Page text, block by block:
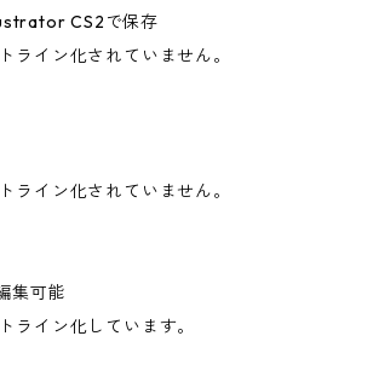
CS2で保存
ライン化されていません。
ライン化されていません。
集可能
ライン化しています。